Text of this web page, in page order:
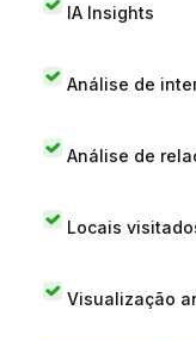
IA Insights
Análise de
Análise de
Locais
Visualização